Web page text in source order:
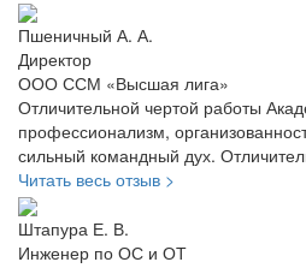
Пшеничный А. А.
Директор
ООО ССМ «Высшая лига»
Отличительной чертой работы
профессионализм,
сильный командный дух.
Читать весь отзыв >
Штапура Е. В.
Инженер по ОС и ОТ